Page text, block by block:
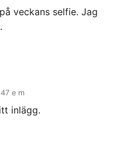
veckans selfie. Jag
e m
inlägg.